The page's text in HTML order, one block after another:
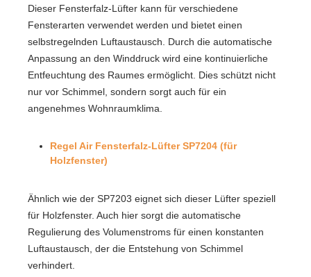
Dieser Fensterfalz-Lüfter kann für verschiedene
Fensterarten verwendet werden und bietet einen
selbstregelnden Luftaustausch. Durch die automatische
Anpassung an den Winddruck wird eine kontinuierliche
Entfeuchtung des Raumes ermöglicht. Dies schützt nicht
nur vor Schimmel, sondern sorgt auch für ein
angenehmes Wohnraumklima.
Regel Air Fensterfalz-Lüfter SP7204 (für
Holzfenster)
Ähnlich wie der SP7203 eignet sich dieser Lüfter speziell
für Holzfenster. Auch hier sorgt die automatische
Regulierung des Volumenstroms für einen konstanten
Luftaustausch, der die Entstehung von Schimmel
verhindert.